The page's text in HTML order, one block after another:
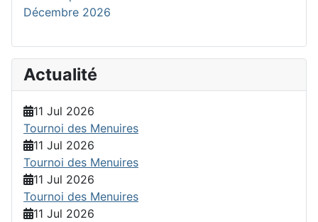
Décembre 2026
Actualité
11 Jul 2026
Tournoi des Menuires
11 Jul 2026
Tournoi des Menuires
11 Jul 2026
Tournoi des Menuires
11 Jul 2026